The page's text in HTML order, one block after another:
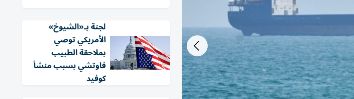
لجنة بـ«الشيوخ»
الأمريكي توصي
بملاحقة الطبيب
فاوتشي بسبب منشأ
كوفيد